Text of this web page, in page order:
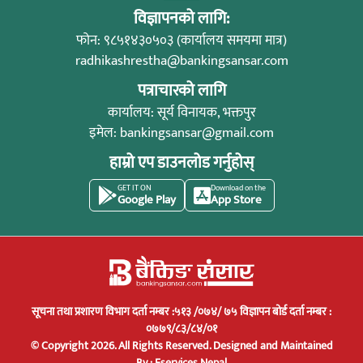
विज्ञापनको लागि:
फोन: ९८५१४३०५०३ (कार्यालय समयमा मात्र)
radhikashrestha@bankingsansar.com
पत्राचारको लागि
कार्यालय: सूर्य विनायक, भक्तपुर
इमेल: bankingsansar@gmail.com
हाम्रो एप डाउनलोड गर्नुहोस्
GET IT ON
Google Play
Download on the
App Store
सूचना तथा प्रशारण विभाग दर्ता नम्बर :५१३ /०७४/ ७५ विज्ञापन बोर्ड दर्ता नम्बर :
०७७९/८३/८४/०१
© Copyright 2026. All Rights Reserved.Designed and Maintained